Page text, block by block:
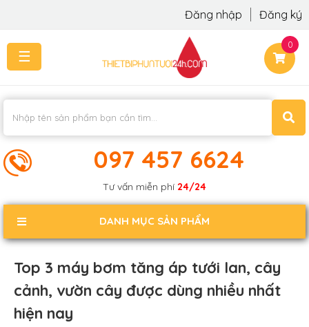
Đăng nhập Đăng ký
097 457 6624
Tư vấn miễn phí 24/24
DANH MỤC SẢN PHẨM
0
-
LẮP
HỒI
LIÊN
HỆ
☰
Top 3 máy bơm tăng áp tưới lan, cây
cảnh, vườn cây được dùng nhiều nhất
hiện nay